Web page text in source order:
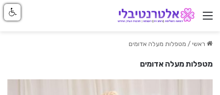
ניווט באתר
ראשי / מטפלות מעלה אדומים
מטפלות מעלה אדומים